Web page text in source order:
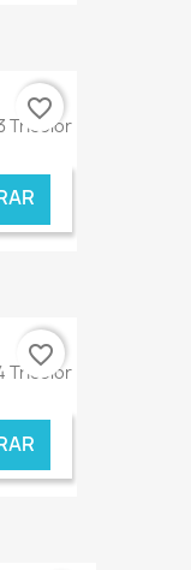
€ ONLINE
Tricolor
€ ONLINE
favorite_border
Tricolor
favorite_border